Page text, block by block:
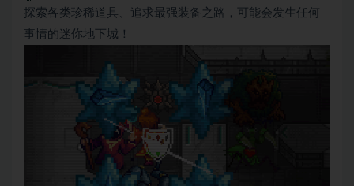
探索各类珍稀道具、追求最强装备之路，可能会发生任何
事情的迷你地下城！